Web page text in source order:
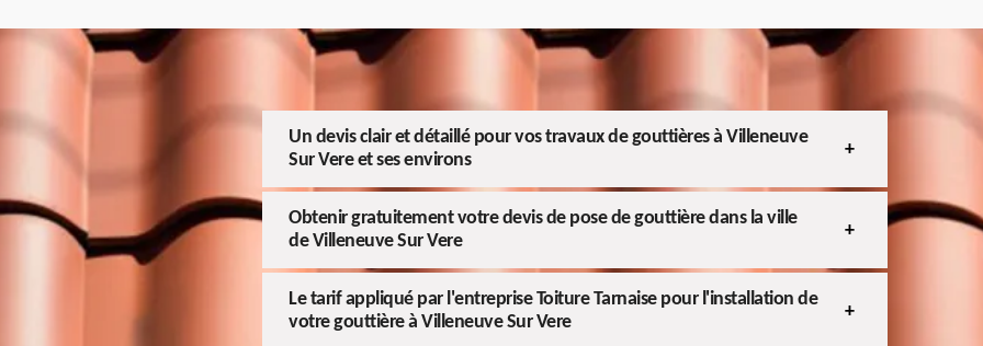
Un devis clair et détaillé pour vos travaux de gouttières à Villeneuve
Sur Vere et ses environs
Obtenir gratuitement votre devis de pose de gouttière dans la ville
de Villeneuve Sur Vere
Le tarif appliqué par l'entreprise Toiture Tarnaise pour l'installation de
votre gouttière à Villeneuve Sur Vere